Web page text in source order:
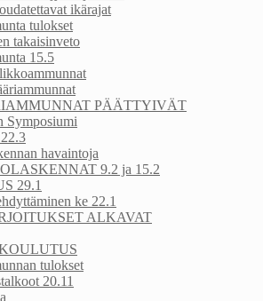
ikärajat
tulokset
takaisinveto
15.5
PÄÄTTYIVÄT
Symposiumi
havaintoja
9.2 ja 15.2
29.1
ke 22.1
ALKAVAT
tulokset
20.11